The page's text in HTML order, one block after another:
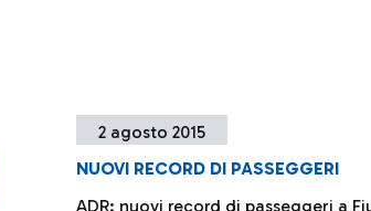
2 agosto 2015
NUOVI RECORD DI PASSEGGERI
ADR: nuovi record di passeggeri a